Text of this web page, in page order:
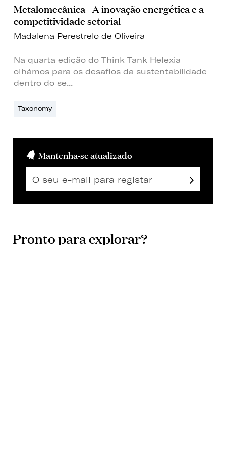
Metalomecânica - A inovação energética e a
competitividade setorial
Madalena Perestrelo de Oliveira
Na quarta edição do Think Tank Helexia
olhámos para os desafios da sustentabilidade
dentro do se...
Taxonomy
Mantenha-se atualizado
Pronto para explorar?